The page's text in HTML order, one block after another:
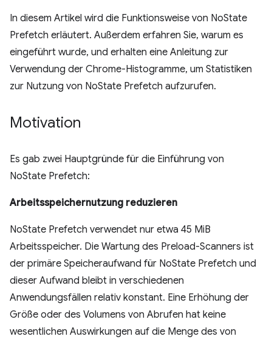
In diesem Artikel wird die Funktionsweise von NoState
Prefetch erläutert. Außerdem erfahren Sie, warum es
eingeführt wurde, und erhalten eine Anleitung zur
Verwendung der Chrome-Histogramme, um Statistiken
zur Nutzung von NoState Prefetch aufzurufen.
Motivation
Es gab zwei Hauptgründe für die Einführung von
NoState Prefetch:
Arbeitsspeichernutzung reduzieren
NoState Prefetch verwendet nur etwa 45 MiB
Arbeitsspeicher. Die Wartung des Preload-Scanners ist
der primäre Speicheraufwand für NoState Prefetch und
dieser Aufwand bleibt in verschiedenen
Anwendungsfällen relativ konstant. Eine Erhöhung der
Größe oder des Volumens von Abrufen hat keine
wesentlichen Auswirkungen auf die Menge des von